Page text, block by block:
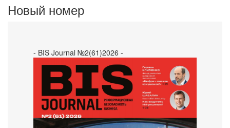
Новый номер
- BIS Journal №2(61)2026 -